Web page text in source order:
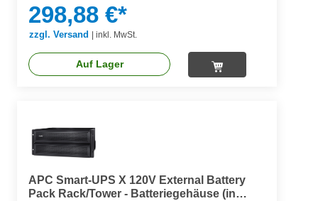
SMX2KR2UX145, SMX3KR2UNCX145, SMX750C,
SMX750CNC, SMX750CUS
298,88 €*
zzgl. Versand inkl. MwSt.
Auf Lager
APC Smart-UPS X 120V External Battery
Pack Rack/Tower - Batteriegehäuse (in